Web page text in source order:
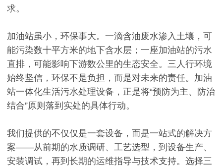
求。
加油站虽小，环保事大。一滴含油废水渗入土壤，可
能污染数十平方米的地下含水层；一座加油站的污水
直排，可能影响下游数公里的生态安全。三人行环境
始终坚信，环保不是负担，而是对未来的责任。加油
站一体化生活污水处理设备，正是将“预防为主、防治
结合”原则落到实处的具体行动。
我们提供的不仅仅是一套设备，而是一站式的解决方
案——从前期的水质调研、工艺选型，到设备生产、
安装调试，再到长期的运维指导与技术支持。选择三